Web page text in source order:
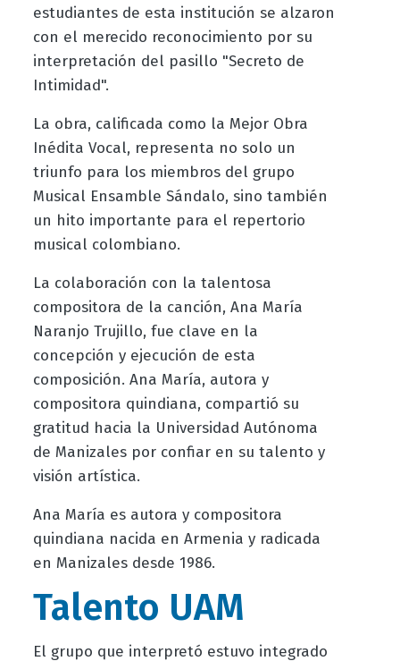
estudiantes de esta institución se alzaron
con el merecido reconocimiento por su
interpretación del pasillo "Secreto de
Intimidad".
La obra, calificada como la Mejor Obra
Inédita Vocal, representa no solo un
triunfo para los miembros del grupo
Musical Ensamble Sándalo, sino también
un hito importante para el repertorio
musical colombiano.
La colaboración con la talentosa
compositora de la canción, Ana María
Naranjo Trujillo, fue clave en la
concepción y ejecución de esta
composición. Ana María, autora y
compositora quindiana, compartió su
gratitud hacia la Universidad Autónoma
de Manizales por confiar en su talento y
visión artística.
Ana María es autora y compositora
quindiana nacida en Armenia y radicada
en Manizales desde 1986.
Talento UAM
El grupo que interpretó estuvo integrado